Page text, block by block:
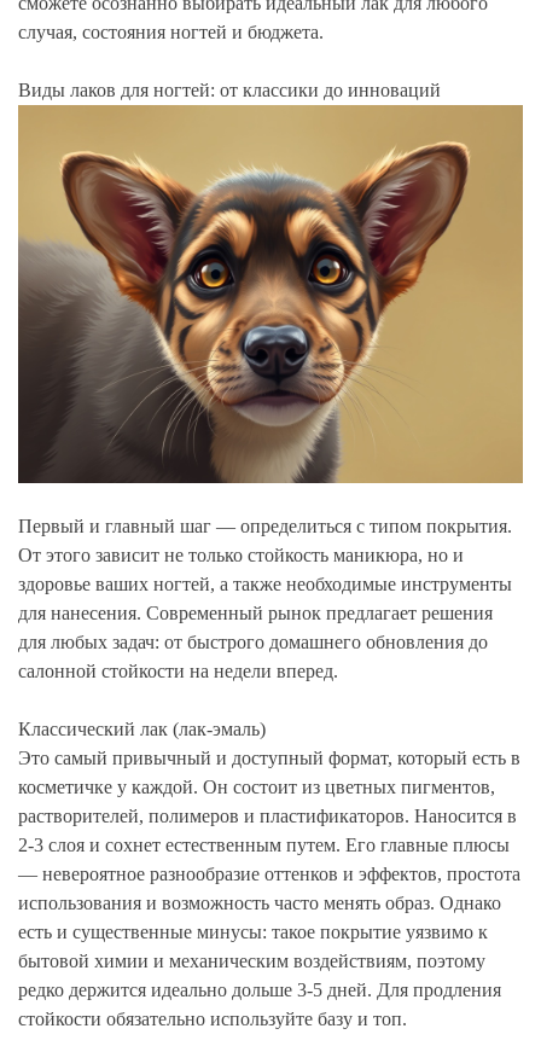
случая, состояния ногтей и бюджета.
Виды лаков для ногтей: от классики до инноваций
Первый и главный шаг — определиться с типом покрытия.
От этого зависит не только стойкость маникюра, но и
здоровье ваших ногтей, а также необходимые инструменты
для нанесения. Современный рынок предлагает решения
для любых задач: от быстрого домашнего обновления до
салонной стойкости на недели вперед.
Классический лак (лак-эмаль)
Это самый привычный и доступный формат, который есть в
косметичке у каждой. Он состоит из цветных пигментов,
растворителей, полимеров и пластификаторов. Наносится в
2-3 слоя и сохнет естественным путем. Его главные плюсы
— невероятное разнообразие оттенков и эффектов, простота
использования и возможность часто менять образ. Однако
есть и существенные минусы: такое покрытие уязвимо к
бытовой химии и механическим воздействиям, поэтому
редко держится идеально дольше 3-5 дней. Для продления
стойкости обязательно используйте базу и топ.